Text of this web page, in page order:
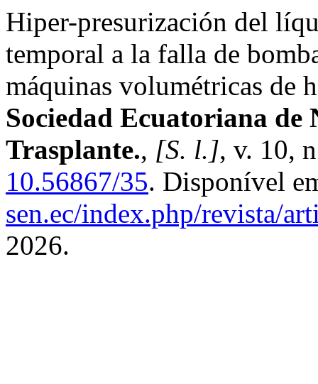
Hiper-presurización del
temporal a la falla de
máquinas volumétricas de
Sociedad Ecuatoriana
Trasplante., [S. l.], v. 10,
10.56867/35. Disponível
sen.ec/index.php/revista/
2026.